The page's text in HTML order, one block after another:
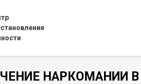
НАРКОМАНИИ В